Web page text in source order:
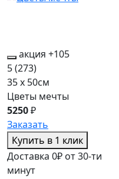
акция +105
5(273)
35 x 50см
Цветы мечты
5250₽
Заказать
Купить в 1 клик
Доставка 0₽ от 30-ти
минут